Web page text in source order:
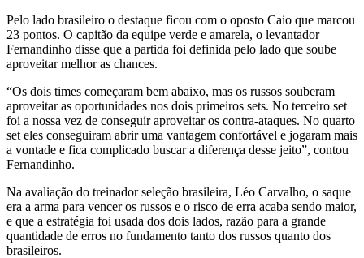
Pelo lado brasileiro o destaque ficou com o oposto Caio que marcou
23 pontos. O capitão da equipe verde e amarela, o levantador
Fernandinho disse que a partida foi definida pelo lado que soube
aproveitar melhor as chances.
“Os dois times começaram bem abaixo, mas os russos souberam
aproveitar as oportunidades nos dois primeiros sets. No terceiro set
foi a nossa vez de conseguir aproveitar os contra-ataques. No quarto
set eles conseguiram abrir uma vantagem confortável e jogaram mais
a vontade e fica complicado buscar a diferença desse jeito”, contou
Fernandinho.
Na avaliação do treinador seleção brasileira, Léo Carvalho, o saque
era a arma para vencer os russos e o risco de erra acaba sendo maior,
e que a estratégia foi usada dos dois lados, razão para a grande
quantidade de erros no fundamento tanto dos russos quanto dos
brasileiros.